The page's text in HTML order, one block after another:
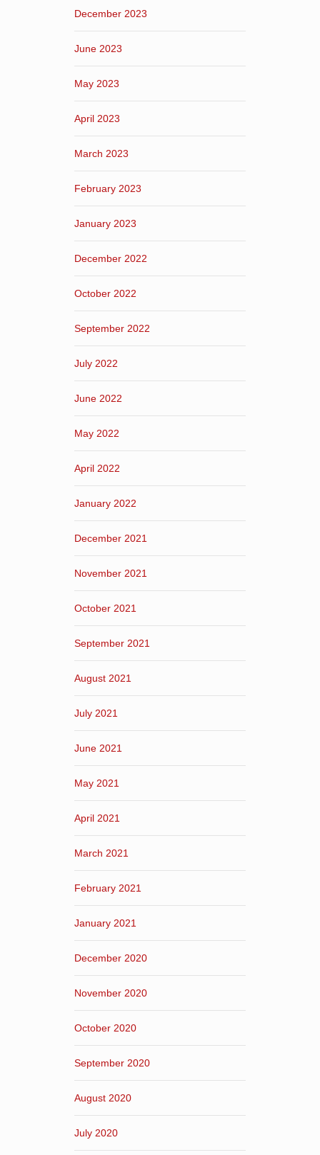
December 2023
June 2023
May 2023
April 2023
March 2023
February 2023
January 2023
December 2022
October 2022
September 2022
July 2022
June 2022
May 2022
April 2022
January 2022
December 2021
November 2021
October 2021
September 2021
August 2021
July 2021
June 2021
May 2021
April 2021
March 2021
February 2021
January 2021
December 2020
November 2020
October 2020
September 2020
August 2020
July 2020